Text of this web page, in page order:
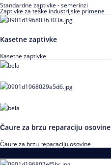
Standardne zaptivke - semerinzi
Zaptivke za teške industrijske primene
Kasetne zaptivke
Kasetne zaptivke
Čaure za brzu reparaciju osovine
Čaure za brzu reparaciju osovine